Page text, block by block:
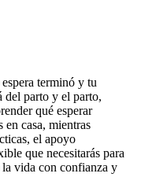
terminó y tu
del parto y el parto,
qué esperar
en casa, mientras
el apoyo
que necesitarás para
vida con confianza y